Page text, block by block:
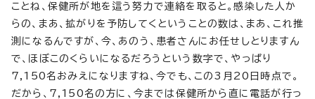
ことね、保健所が地を這う努力で連絡を取ると。感染した人か
らの、まあ、拡がりを予防してくということの数は、まあ、これ推
測になるんですが、今、あのう、患者さんにお任せしとりますん
で、ほぼこのくらいになるだろうという数字で、やっぱり
7,150名おみえになりますね、今でも、この3月20日時点で。
だから、7,150名の方に、今までは保健所から直に電話が行っ